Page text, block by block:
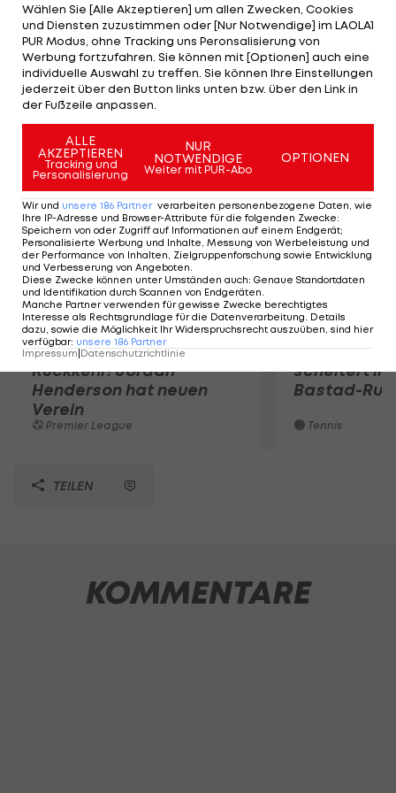
auswärts mit 2:1. Marko Arnautovic erzielt beim
Auswärtssieg des SV Werder im Nordderby beim
HSV den Treffer zum 3:1-Endstand. Der 1. FC
Nürnberg bezwingt den 1. FC Köln 2:1, Leverkusen
fertigt Augsburg mit 4:1 ab.
Mehr zum Thema
Premier-League-
Rückkehr! Jordan
Henderson hat neuen
Verein
Premier League
Sebastian
scheitert in
Bastad-
Tennis
TEILEN
KOMMENTARE
Wählen Sie [Alle Akzeptieren] um allen Zwecken, Cookies
und Diensten zuzustimmen oder [Nur Notwendige] im LAOLA1
PUR Modus, ohne Tracking uns Peronsalisierung von
Werbung fortzufahren. Sie können mit [Optionen] auch eine
individuelle Auswahl zu treffen. Sie können Ihre Einstellungen
jederzeit über den Button links unten bzw. über den Link in
der Fußzeile anpassen.
ALLE
AKZEPTIEREN
Tracking und
Personalisierung
NUR
NOTWENDIGE
Weiter mit PUR-Abo
OPTIONEN
Wir und unsere 186 Partner verarbeiten personenbezogene Daten, wie
Ihre IP-Adresse und Browser-Attribute für die folgenden Zwecke:
Speichern von oder Zugriff auf Informationen auf einem Endgerät;
Personalisierte Werbung und Inhalte, Messung von Werbeleistung und
der Performance von Inhalten, Zielgruppenforschung sowie Entwicklung
und Verbesserung von Angeboten.
Diese Zwecke können unter Umständen auch: Genaue Standortdaten
und Identifikation durch Scannen von Endgeräten.
Manche Partner verwenden für gewisse Zwecke berechtigtes
Interesse als Rechtsgrundlage für die Datenverarbeitung. Details
dazu, sowie die Möglichkeit Ihr Widerspruchsrecht auszuüben, sind hier
verfügbar: unsere 186 Partner
Impressum Datenschutzrichtlinie